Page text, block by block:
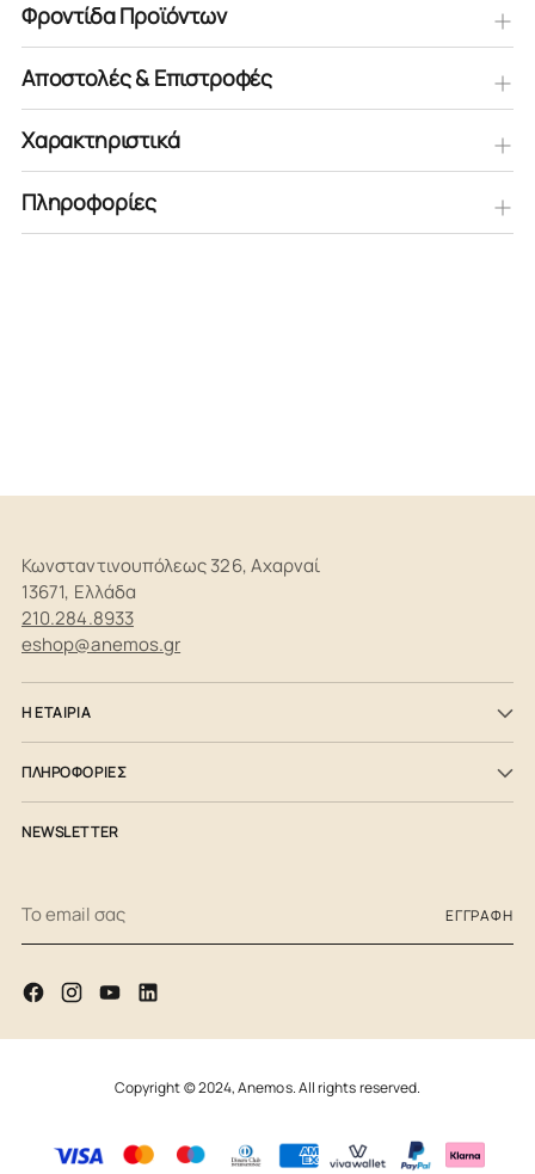
Φροντίδα Προϊόντων
Αποστολές & Επιστροφές
Χαρακτηριστικά
Πληροφορίες
Κωνσταντινουπόλεως 326, Αχαρναί
13671, Ελλάδα
210.284.8933
eshop@anemos.gr
Η ΕΤΑΙΡΙΑ
ΠΛΗΡΟΦΟΡΙΕΣ
NEWSLETTER
email
σας
ΕΓΓΡΑΦΉ
Copyright © 2024,Anemos. All rights reserved.